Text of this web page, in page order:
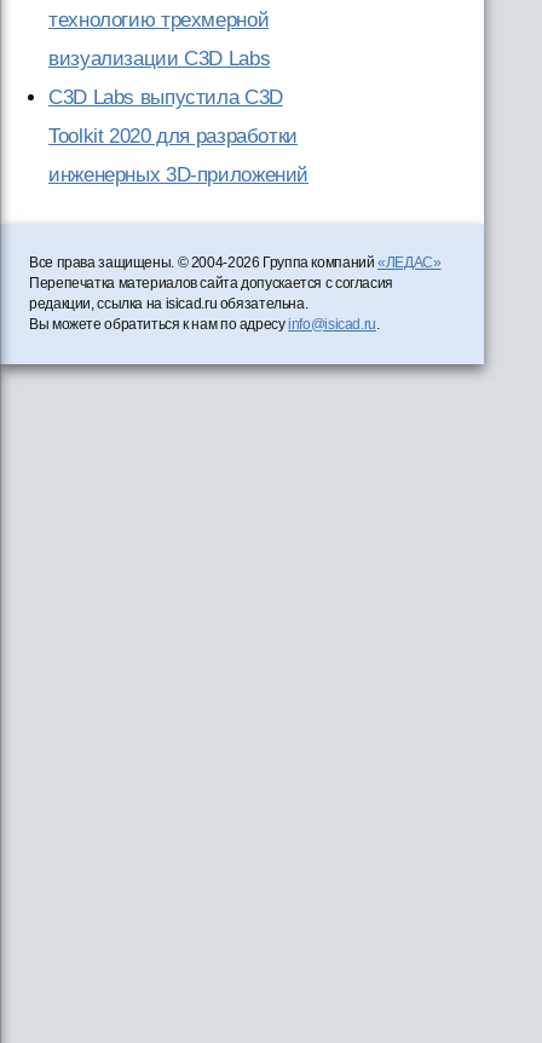
технологию трехмерной
визуализации C3D Labs
C3D Labs выпустила C3D
Toolkit 2020 для разработки
инженерных 3D-приложений
Все права защищены. © 2004-2026 Группа компаний«ЛЕДАС»
Перепечатка материалов сайта допускается с согласия
редакции, ссылка на isicad.ru обязательна.
Вы можете обратиться к нам по адресуinfo@isicad.ru.